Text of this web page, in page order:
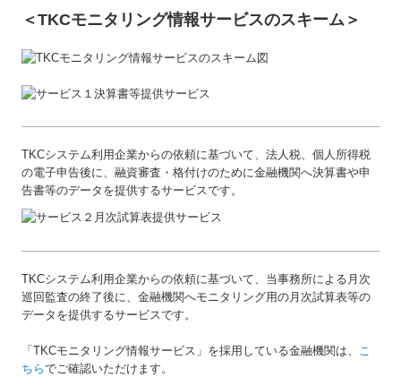
＜TKCモニタリング情報サービスのスキーム＞
TKCシステム利用企業からの依頼に基づいて、法人税、個人所得税
の電子申告後に、融資審査・格付けのために金融機関へ決算書や申
告書等のデータを提供するサービスです。
TKCシステム利用企業からの依頼に基づいて、当事務所による月次
巡回監査の終了後に、金融機関へモニタリング用の月次試算表等の
データを提供するサービスです。
「TKCモニタリング情報サービス」を採用している金融機関は、
こ
ちらでご確認いただけます。